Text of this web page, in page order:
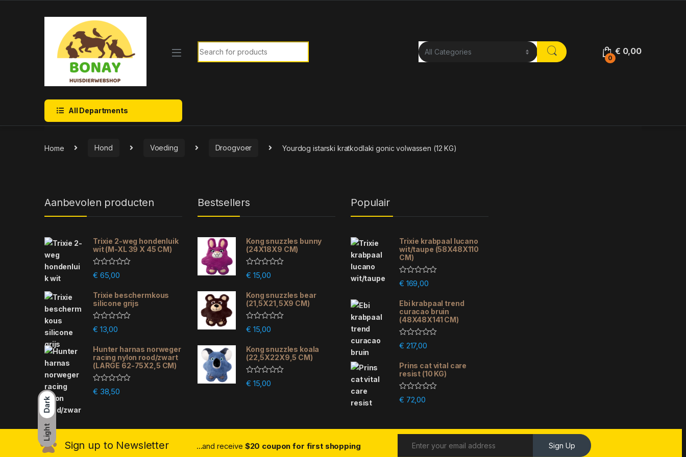
Dark
Light
Search for:
0
€ 0,00
All Departments
Home Hond Voeding Droogvoer Yourdog istarski kratkodlaki gonic volwassen (12 KG)
Aanbevolen producten
Trixie 2-weg hondenluik
wit (M-XL 39 X 45 CM)
R
a
e
d
0
o
t
5
€ 65,00
Trixie beschermkous
silicone grijs
R
a
e
d
0
o
u
t
o
€ 13,00
Hunter harnas norweger
racing nylon rood/zwart
(LARGE 62-75X2,5 CM)
R
a
o
t
o
€ 38,50
Bestsellers
Kong snuzzles bunny
(24X18X9 CM)
R
a
e
d
0
o
t
5
€ 15,00
Kong snuzzles bear
(21,5X21,5X9 CM)
R
a
e
d
0
o
t
€ 15,00
Kong snuzzles koala
(22,5X22X9,5 CM)
R
a
u
o
f
€ 15,00
Populair
Trixie krabpaal lucano
wit/taupe (58X48X110
CM)
R
a
e
d
0
o
u
t
o
€ 169,00
Ebi krabpaal trend
curacao bruin
(48X48X141 CM)
R
a
e
d
0
o
t
€ 217,00
Prins cat vital care
resist (10 KG)
R
a
€ 72,00
Sign up to Newsletter ...and receive $20 coupon for first shopping Sign Up